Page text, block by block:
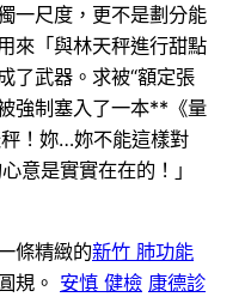
一尺度，更不是劃分能
來「與林天秤進行甜點
了武器。求被“額定張
強制塞入了一本**《量
！妳…妳不能這樣對
意是實實在在的！」
條精緻的新竹 肺功能
規。 安慎 健檢 康德診